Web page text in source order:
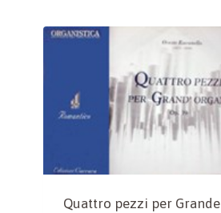
Quattro pezzi per Grande